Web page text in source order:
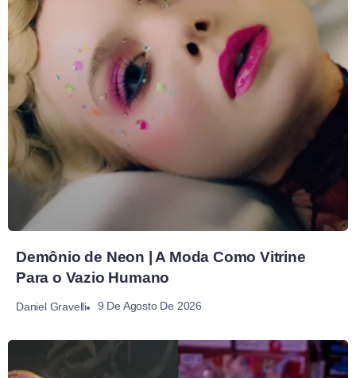
Demônio de Neon | A Moda Como Vitrine
Para o Vazio Humano
Daniel Gravelli 9 De Agosto De 2026